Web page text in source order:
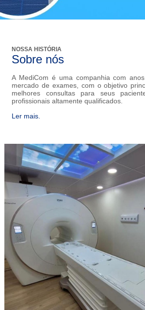
NOSSA HISTÓRIA
Sobre nós
A MediCom é uma companhia com
mercado de exames, com o objetivo
melhores consultas para seus
profissionais altamente qualificados.
Ler mais.